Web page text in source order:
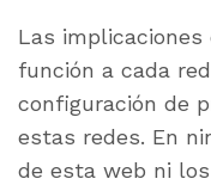
Las implicaciones
función a cada
configuración de
estas redes. En
de esta web ni